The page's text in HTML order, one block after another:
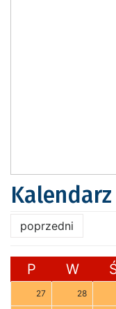
poprzedni
P W
27 28